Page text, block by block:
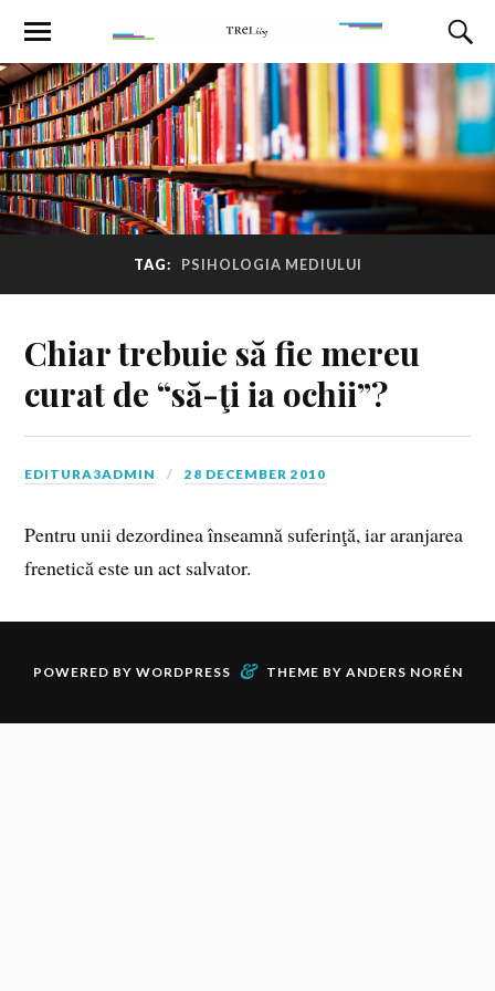
TAG: PSIHOLOGIA MEDIULUI
Chiar trebuie să fie mereu
curat de “să-ţi ia ochii”?
EDITURA3ADMIN 28 DECEMBER 2010
Pentru unii dezordinea înseamnă suferinţă, iar aranjarea
frenetică este un act salvator.
POWERED BY WORDPRESS & THEME BY ANDERS NORÉN